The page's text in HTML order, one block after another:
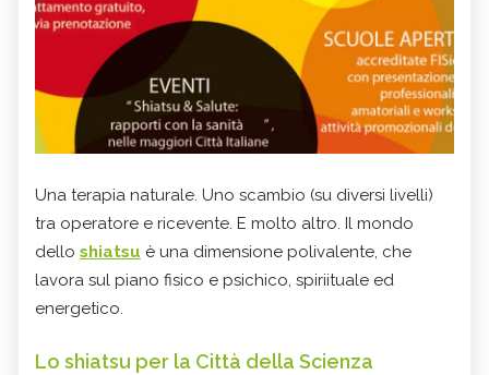
Una terapia naturale. Uno scambio (su diversi livelli)
tra operatore e ricevente. E molto altro. Il mondo
dello shiatsu è una dimensione polivalente, che
lavora sul piano fisico e psichico, spiriituale ed
energetico.
Lo shiatsu per la Città della Scienza